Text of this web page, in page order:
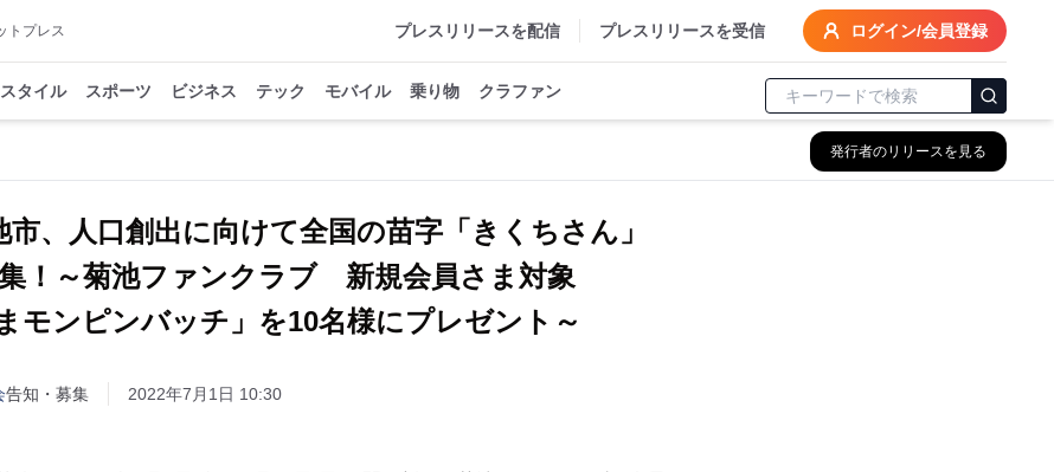
トプレス プレスリリースを配信 プレスリリースを受信 ログイン/会員登録
タイル スポーツ ビジネス テック モバイル 乗り物 クラファン
発行者のリリースを見る
市、人口創出に向けて全国の苗字「きくちさん」
！～菊池ファンクラブ 新規会員さま対象
まモンピンバッチ」を10名様にプレゼント～
告知・募集 2022年7月1日 10:30